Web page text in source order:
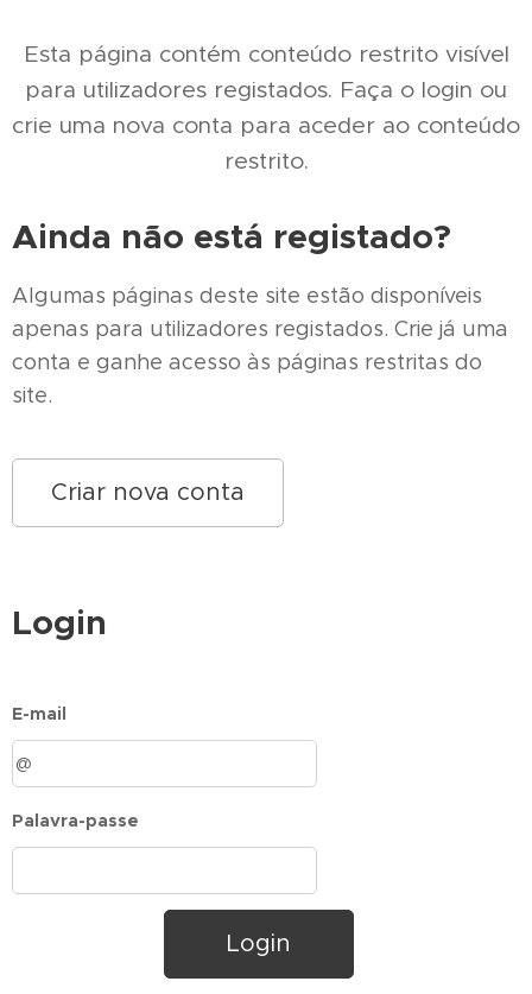
Esta página contém conteúdo restrito visível
para utilizadores registados. Faça o login ou
crie uma nova conta para aceder ao conteúdo
restrito.
Ainda não está registado?
Algumas páginas deste site estão disponíveis
apenas para utilizadores registados. Crie já uma
conta e ganhe acesso às páginas restritas do
site.
Criar nova conta
Login
E-mail
Palavra-passe
Login